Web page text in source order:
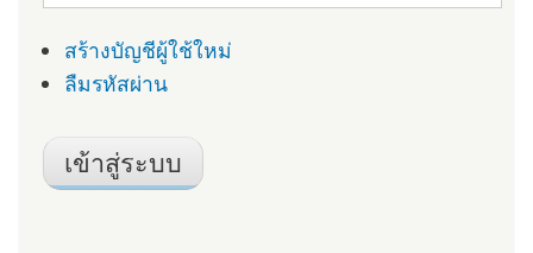
สร้างบัญชีผู้ใช้ใหม่
ลืมรหัสผ่าน